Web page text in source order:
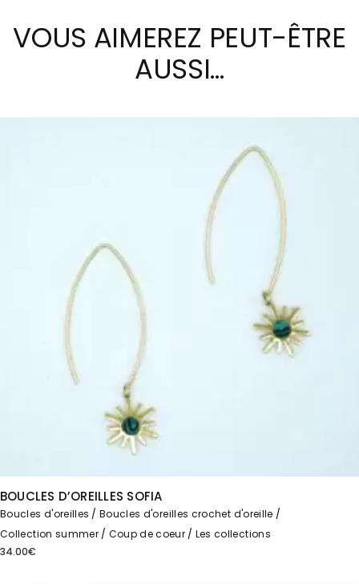
VOUS AIMEREZ PEUT-ÊTRE
AUSSI…
BOUCLES D’OREILLES SOFIA
Boucles d'oreilles
Boucles d'oreilles crochet d'oreille
Collection summer
Coup de coeur
Les collections
34.00€